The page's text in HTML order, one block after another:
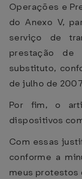
Operações e
do Anexo V,
serviço de
prestação de
substituto,
de julho de
Por fim, o
dispositivos
Com essas
conforme a
meus protestos